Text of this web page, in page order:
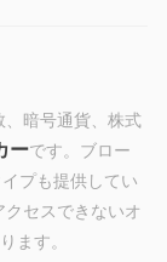
、暗号通貨、株式
ーです。ブロー
プも提供してい
クセスできないオ
ます。